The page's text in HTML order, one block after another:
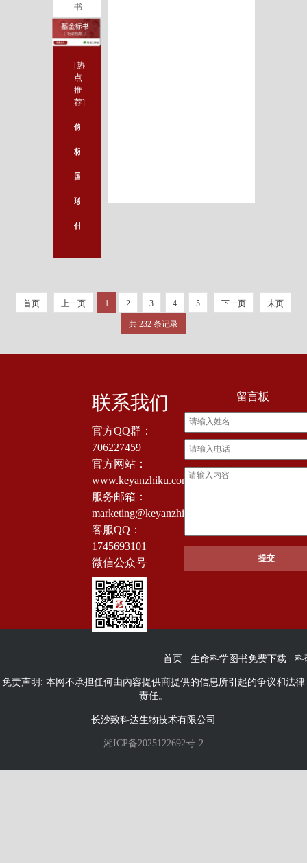
书
[热
点
推
荐]
首页 上一页 1 2 3 4 5 下一页 末页
共 232 条记录
联系我们
官方QQ群：
706227459
官方网站：
www.keyanzhiku.com
服务邮箱：
marketing@keyanzhiku.com
客服QQ：
1745693101
微信公众号
留言板
首页 生命科学图书免费下载 科
免责声明: 本网不承担任何由內容提供商提供的信息所引起的争议和法律
责任。
长沙致科达生物技术有限公司
湘ICP备2025122692号-2